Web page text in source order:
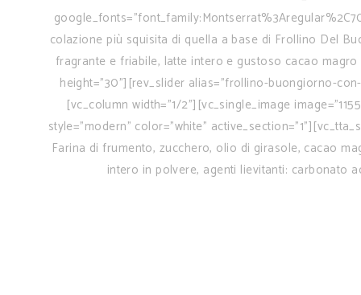
colazione più squisita di quella a base di Frollino Del
fragrante e friabile, latte intero e gustoso cacao
height="30"][rev_slider alias="frollino-buongiorno-
[vc_column width="1/2"][vc_single_image
style="modern" color="white"
Farina di frumento, zucchero, olio di girasole, cacao
intero in polvere, agenti lievitanti: carbonato